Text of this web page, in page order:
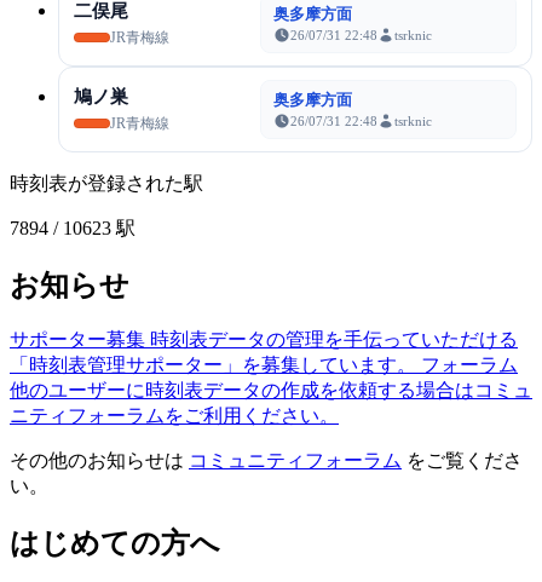
二俣尾
JR青梅線
奥多摩方面
26/07/31 22:48 tsrknic
鳩ノ巣
JR青梅線
奥多摩方面
26/07/31 22:48 tsrknic
時刻表が登録された駅
7894 / 10623 駅
お知らせ
サポーター募集 時刻表データの管理を手伝っていただける
「時刻表管理サポーター」を募集しています。
フォーラム
他のユーザーに時刻表データの作成を依頼する場合はコミュ
ニティフォーラムをご利用ください。
その他のお知らせは コミュニティフォーラム をご覧くださ
い。
はじめての方へ